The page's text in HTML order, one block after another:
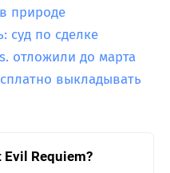
природе
суд по сделке
отложили до марта
выкладывать
Requiem?